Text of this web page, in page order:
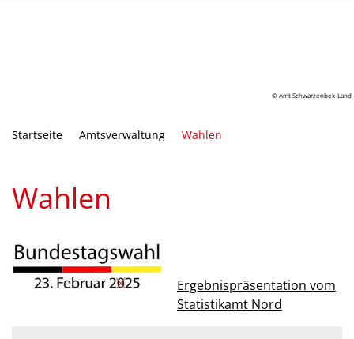
© Amt Schwarzenbek-Land
Startseite Amtsverwaltung Wahlen
Wahlen
Ergebnispräsentation vom
Statistikamt Nord